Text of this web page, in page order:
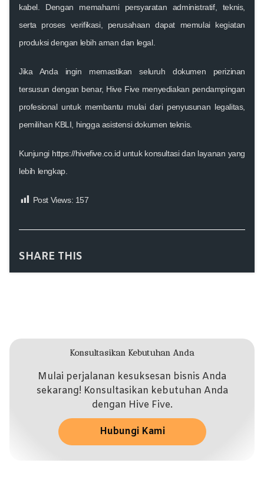
kabel. Dengan memahami persyaratan administratif, teknis,
serta proses verifikasi, perusahaan dapat memulai kegiatan
produksi dengan lebih aman dan legal.
Jika Anda ingin memastikan seluruh dokumen perizinan
tersusun dengan benar, Hive Five menyediakan pendampingan
profesional untuk membantu mulai dari penyusunan legalitas,
pemilihan KBLI, hingga asistensi dokumen teknis.
Kunjungi https://hivefive.co.id untuk konsultasi dan layanan yang
lebih lengkap.
Post Views: 157
SHARE THIS
Konsultasikan Kebutuhan Anda
Mulai perjalanan kesuksesan bisnis Anda
sekarang! Konsultasikan kebutuhan Anda
dengan Hive Five.
Hubungi Kami